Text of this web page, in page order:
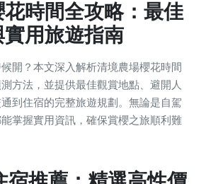
時間全攻略：最佳
用旅遊指南
開？本文深入解析清境農場櫻花時間
方法，並提供最佳觀賞地點、避開人
到住宿的完整旅遊規劃。無論是自駕
掌握實用資訊，確保賞櫻之旅順利難